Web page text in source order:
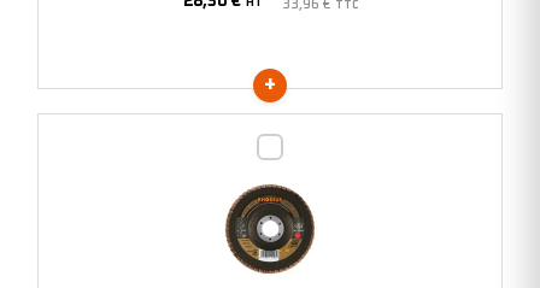
33,96 € TTC
lamelles
plates
en